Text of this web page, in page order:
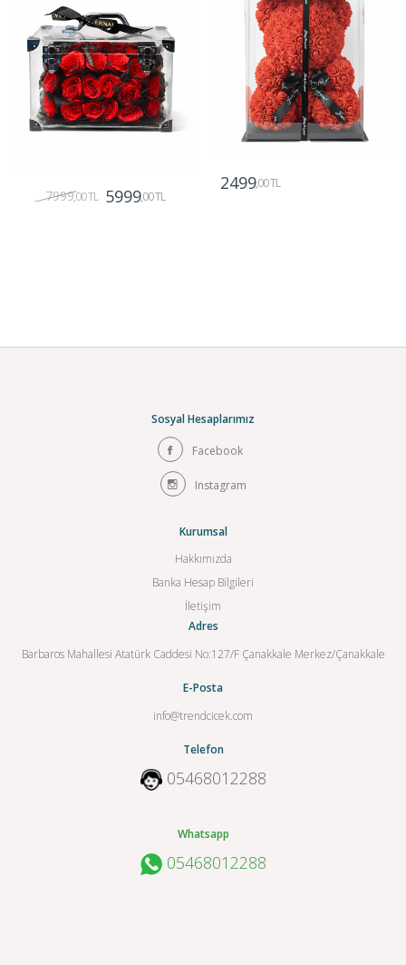
7999,00 TL 5999,00 TL
2499,00 TL
Sosyal Hesaplarımız
Facebook
Instagram
Kurumsal
Hakkımızda
Banka Hesap Bilgileri
İletişim
Adres
Barbaros Mahallesi Atatürk Caddesi No:127/F Çanakkale Merkez/Çanakkale
E-Posta
info@trendcicek.com
Telefon
05468012288
Whatsapp
05468012288